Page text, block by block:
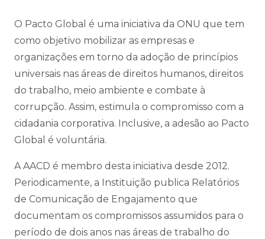
O Pacto Global é uma iniciativa da ONU que tem
como objetivo mobilizar as empresas e
organizações em torno da adoção de princípios
universais nas áreas de direitos humanos, direitos
do trabalho, meio ambiente e combate à
corrupção. Assim, estimula o compromisso com a
cidadania corporativa. Inclusive, a adesão ao Pacto
Global é voluntária.
A AACD é membro desta iniciativa desde 2012.
Periodicamente, a Instituição publica Relatórios
de Comunicação de Engajamento que
documentam os compromissos assumidos para o
período de dois anos nas áreas de trabalho do